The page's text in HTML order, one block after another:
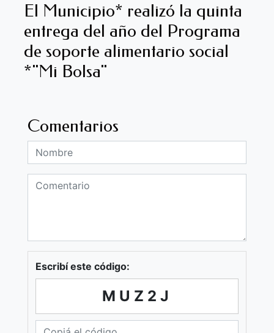
El Municipio* realizó la quinta
entrega del año del Programa
de soporte alimentario social
*"Mi Bolsa"
Comentarios
Escribí este código:
MUZ2J